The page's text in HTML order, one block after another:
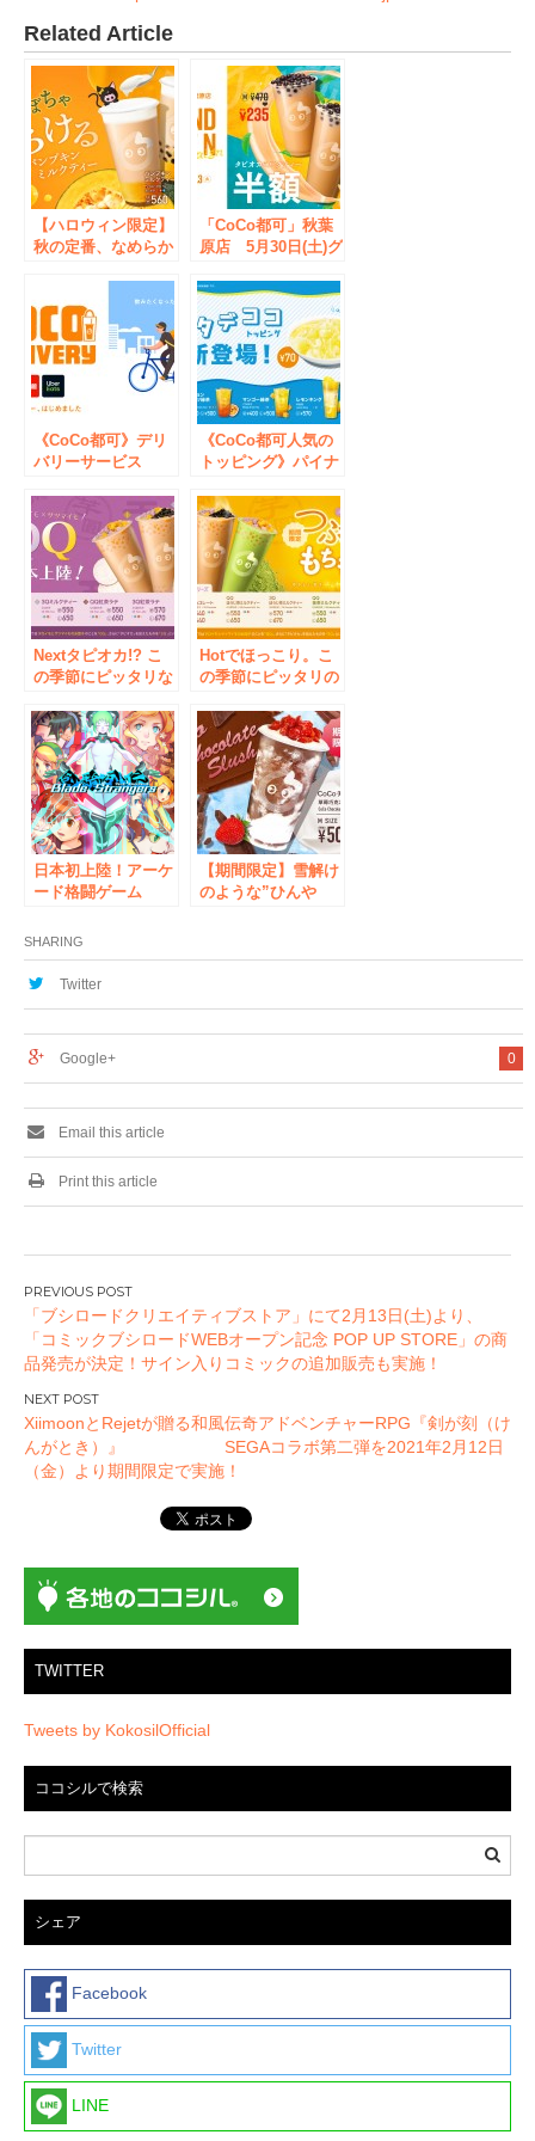
Related Article
【ハロウィン限定】
秋の定番、なめらか
「CoCo都可」秋葉
原店 5月30日(土)グ
《CoCo都可》デリ
バリーサービス
前館」を導入！
《CoCo都可人気の
トッピング》パイナ
ココがついに仲間入
り！
Nextタピオカ!? こ
の季節にピッタリな
ズ』が登場！
Hotでほっこり。こ
の季節にピッタリの
ズ』にチョコレー
ト・ほうじ茶・抹茶
の3種類が仲間入
り！
日本初上陸！アーケ
ード格闘ゲーム
Strangers』 ロケ
ーションテストをセ
ガ 秋葉原 1号館で
【期間限定】雪解け
のような”ひんや
バーが新登場！
SHARING
Twitter
0
Google+
Email this article
Print this article
投
稿
ナ
ビ
ゲ
ー
シ
「ブシロードクリエイティブストア」にて2月13日(土)より、
「コミックブシロードWEBオープン記念 POP UP STORE」の商
品発売が決定！サイン入りコミックの追加販売も実施！
XiimoonとRejetが贈る和風伝奇アドベンチャーRPG『剣が刻（け
んがとき）』 SEGAコラボ第二弾を2021年2月12日
（金）より期間限定で実施！
TWITTER
Tweets by KokosilOfficial
ココシルで検索
シェア
Facebook
Twitter
LINE